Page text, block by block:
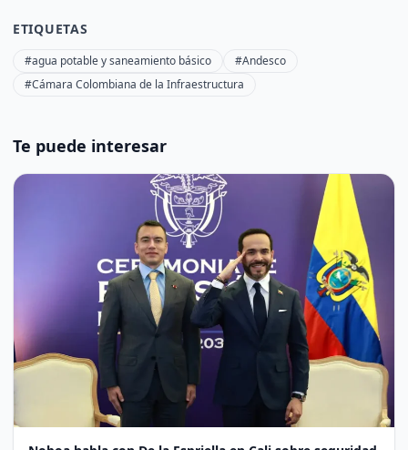
ETIQUETAS
#agua potable y saneamiento básico
#Andesco
#Cámara Colombiana de la Infraestructura
Te puede interesar